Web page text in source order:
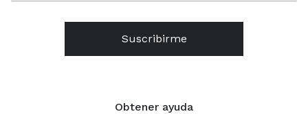
Obtener ayuda
Suscribirme